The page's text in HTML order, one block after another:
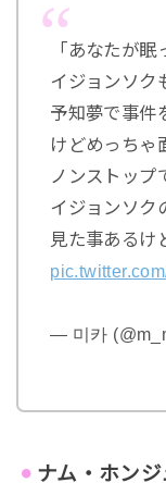
「あなたが眠
イジョンソク
予知夢で事件
けどめっちゃ
ノンストップ
イジョンソク
見た事あるけ
— 미카
ナム・ホンジ